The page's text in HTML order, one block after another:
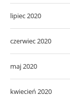
lipiec 2020
czerwiec 2020
maj 2020
kwiecień 2020